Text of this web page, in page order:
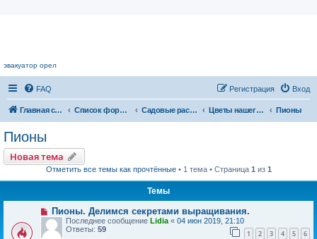
эвакуатор орел
FAQ Вход
Регистрация
Главная страница Список форумов Садовые растения Цветы нашего сада Пионы
Пионы
Новая тема
Отметить все темы как прочтённые• 1 тема • Страница 1 из 1
Темы
Пионы. Делимся секретами выращивания.
Последнее сообщение Lidia « 04 июн 2019, 21:10
Ответы: 59 1 2 3 4 5 6